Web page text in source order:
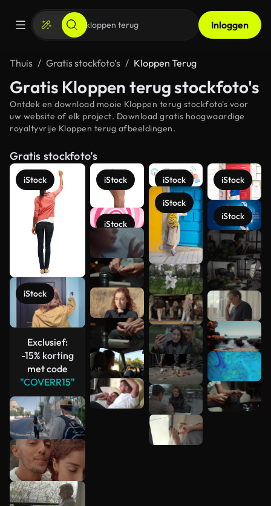
Inloggen
Thuis Gratis stockfoto’s Kloppen Terug
Gratis Kloppen terug stockfoto's
Ontdek en download mooie Kloppen terug stockfoto's voor
uw website of elk project. Download gratis hoogwaardige
royaltyvrije Kloppen terug afbeeldingen.
Gratis stockfoto’s
iStock
iStock
Exclusief:
-15% korting
met code
"COVERR15"
iStock
iStock
iStock
iStock
iStock
iStock
Meer
bekijken